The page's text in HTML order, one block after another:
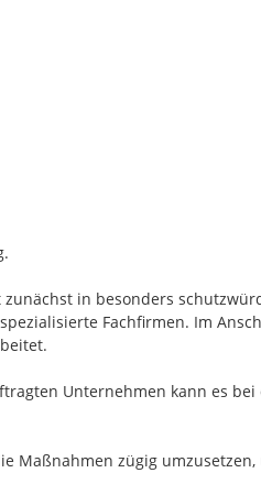
in besonders
Fachfirmen. Im
Unternehmen kann es
Maßnahmen zügig